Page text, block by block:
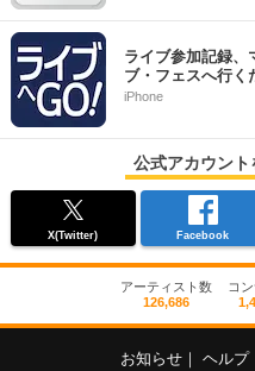
ライブ参加記録、
ブ・フェスへ行く
iPhone
公式アカウント
X(Twitter) Facebook
アーティスト数
126,686
コ
お知らせ ヘルプ